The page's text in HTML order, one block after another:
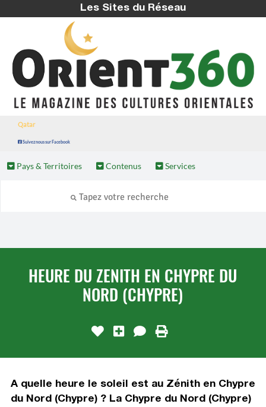
Les Sites du Réseau
Qatar
Suivez nous sur Facebook
Pays & Territoires Contenus Services
HEURE DU ZENITH EN CHYPRE DU
NORD (CHYPRE)
A quelle heure le soleil est au Zénith en Chypre
du Nord (Chypre) ? La Chypre du Nord (Chypre)